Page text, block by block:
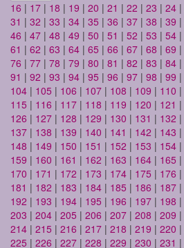
16 | 17 | 18 | 19 | 20 | 21 | 22 | 23 | 24 |
31 | 32 | 33 | 34 | 35 | 36 | 37 | 38 | 39 |
46 | 47 | 48 | 49 | 50 | 51 | 52 | 53 | 54 |
61 | 62 | 63 | 64 | 65 | 66 | 67 | 68 | 69 |
76 | 77 | 78 | 79 | 80 | 81 | 82 | 83 | 84 |
91 | 92 | 93 | 94 | 95 | 96 | 97 | 98 | 99 |
104 | 105 | 106 | 107 | 108 | 109 | 110 |
115 | 116 | 117 | 118 | 119 | 120 | 121 |
126 | 127 | 128 | 129 | 130 | 131 | 132 |
137 | 138 | 139 | 140 | 141 | 142 | 143 |
148 | 149 | 150 | 151 | 152 | 153 | 154 |
159 | 160 | 161 | 162 | 163 | 164 | 165 |
170 | 171 | 172 | 173 | 174 | 175 | 176 |
181 | 182 | 183 | 184 | 185 | 186 | 187 |
192 | 193 | 194 | 195 | 196 | 197 | 198 |
203 | 204 | 205 | 206 | 207 | 208 | 209 |
214 | 215 | 216 | 217 | 218 | 219 | 220 |
225 | 226 | 227 | 228 | 229 | 230 | 231 |